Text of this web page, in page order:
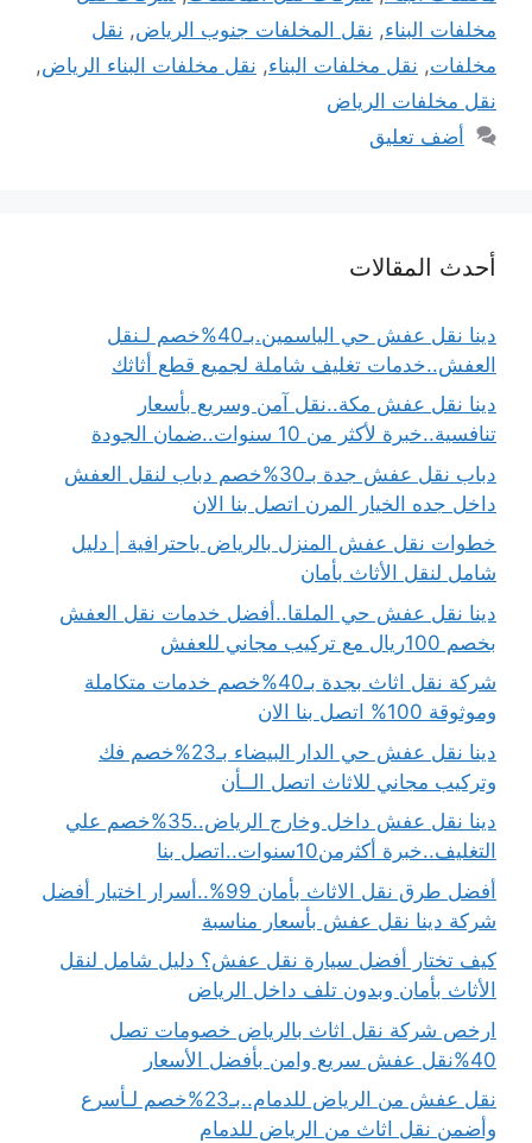
مخلفات البناء, نقل المخلفات جنوب الرياض, نقل
مخلفات, نقل مخلفات البناء, نقل مخلفات البناء الرياض,
نقل مخلفات الرياض
أضف تعليق
أحدث المقالات
دينا نقل عفش حي الياسمين.بـ40%خصم لـنقل
العفش..خدمات تغليف شاملة لجميع قطع أثاثك
دينا نقل عفش مكة..نقل آمن وسريع بأسعار
تنافسية..خبرة لأكثر من 10 سنوات..ضمان الجودة
دباب نقل عفش جدة بـ30%خصم دباب لنقل العفش
داخل جده الخيار المرن اتصل بنا الان
خطوات نقل عفش المنزل بالرياض باحترافية | دليل
شامل لنقل الأثاث بأمان
دينا نقل عفش حي الملقا..أفضل خدمات نقل العفش
بخصم 100ريال مع تركيب مجاني للعفش
شركة نقل اثاث بجدة بـ40%خصم خدمات متكاملة
وموثوقة 100% اتصل بنا الان
دينا نقل عفش حي الدار البيضاء بـ23%خصم فك
وتركيب مجاني للاثاث اتصل الــأن
دينا نقل عفش داخل وخارج الرياض..35%خصم علي
التغليف..خبرة أكثرمن10سنوات..اتصل بنا
أفضل طرق نقل الاثاث بأمان 99%..أسرار اختيار أفضل
شركة دينا نقل عفش بأسعار مناسبة
كيف تختار أفضل سيارة نقل عفش؟ دليل شامل لنقل
الأثاث بأمان وبدون تلف داخل الرياض
ارخص شركة نقل اثاث بالرياض خصومات تصل
40%نقل عفش سريع وامن بأفضل الأسعار
نقل عفش من الرياض للدمام..بـ23%خصم لـأسرع
وأضمن نقل اثاث من الرياض للدمام